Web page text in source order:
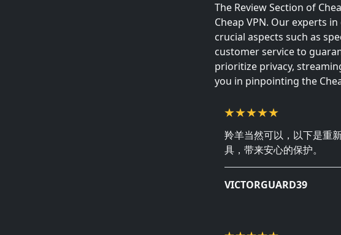
The Review Section of
Cheap VPN. Our experts
crucial aspects such as
customer service to
prioritize privacy,
you in pinpointing the
羚羊当然可以，以下是重
具，带来安心的保护。
VICTORGUARD39